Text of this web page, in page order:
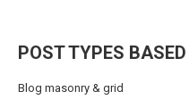
POST TYPES BASED
Blog masonry & grid